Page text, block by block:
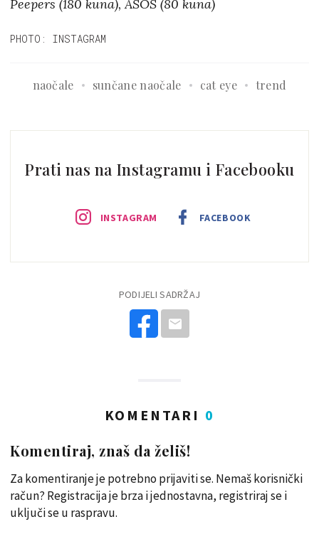
Peepers (180 kuna), ASOS (80 kuna)
PHOTO: INSTAGRAM
naočale sunčane naočale cat eye trend
Prati nas na Instagramu i Facebooku
INSTAGRAM FACEBOOK
PODIJELI SADRŽAJ
KOMENTARI 0
Komentiraj, znaš da želiš!
Za komentiranje je potrebno prijaviti se. Nemaš korisnički
račun? Registracija je brza i jednostavna, registriraj se i
uključi se u raspravu.